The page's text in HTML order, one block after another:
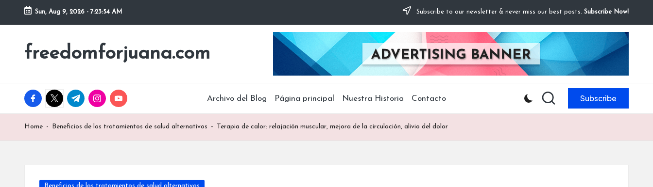
Skip
content
Sun, Aug 9, 2026 - 7:23:55 AM Subscribe to our newsletter & never miss our best posts. Subscribe Now!
freedomforjuana.com
facebook.com
twitter.com
t.me instagram.com
youtube.com Archivo del Blog Página principal Nuestra Historia Contacto Subscribe
Home - Beneficios de los tratamientos de salud alternativos - Terapia de calor: relajación muscular, mejora de la circulación, alivio del dolor
Posted